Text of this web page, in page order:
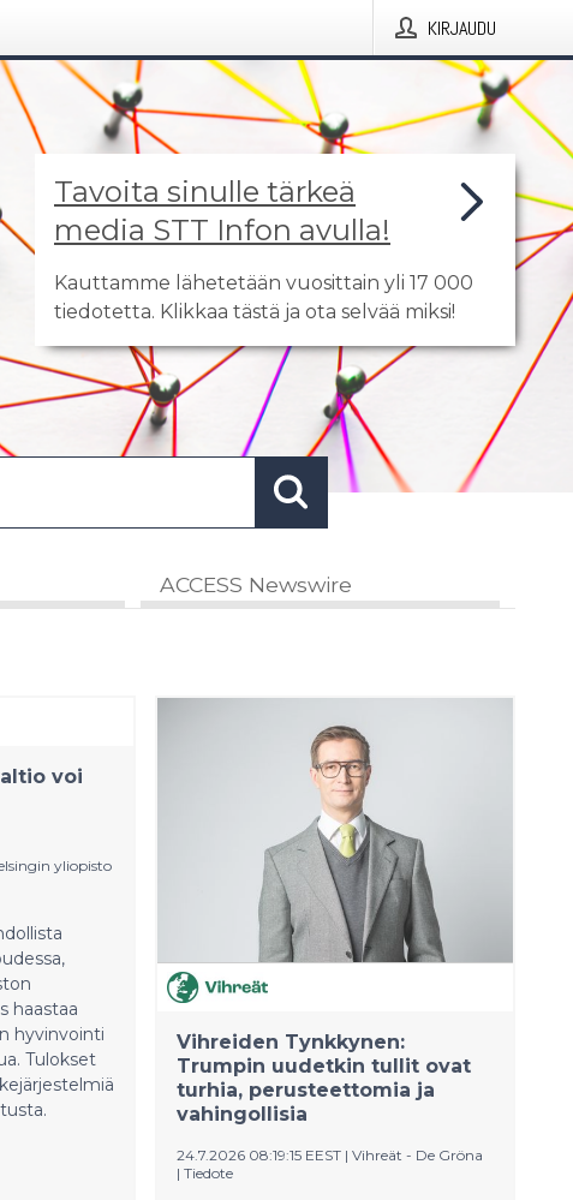
KIRJAUDU
Tavoita sinulle tärkeä
media STT Infon avulla!
Kauttamme lähetetään vuosittain yli 17 000
tiedotetta. Klikkaa tästä ja ota selvää miksi!
ACCESS Newswire
voi
yliopisto
haastaa
hyvinvointi
Tulokset
Vihreiden Tynkkynen:
Trumpin uudetkin tullit ovat
turhia, perusteettomia ja
vahingollisia
24.7.2026 08:19:15 EEST | Vihreät - De Gröna
| Tiedote